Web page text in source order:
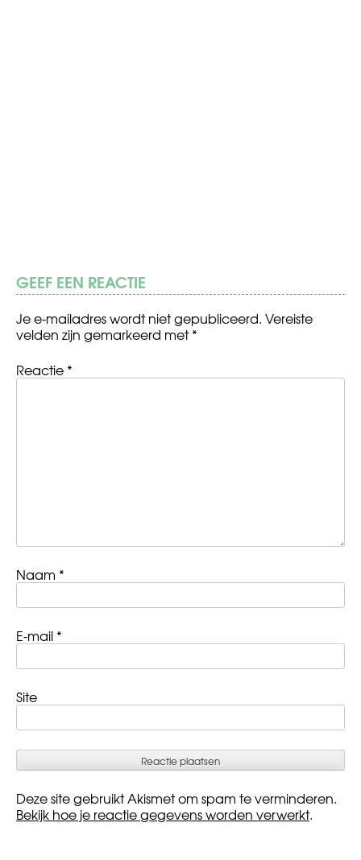
GEEF EEN REACTIE
Je e-mailadres wordt niet gepubliceerd. Vereiste
velden zijn gemarkeerd met*
Reactie *
Naam *
E-mail *
Site
Deze site gebruikt Akismet om spam te verminderen.
Bekijk hoe je reactie gegevens worden verwerkt.